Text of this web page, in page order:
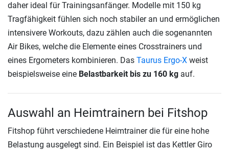
daher ideal für Trainingsanfänger. Modelle mit 150 kg
Tragfähigkeit fühlen sich noch stabiler an und ermöglichen
intensivere Workouts, dazu zählen auch die sogenannten
Air Bikes, welche die Elemente eines Crosstrainers und
eines Ergometers kombinieren. Das Taurus Ergo-X weist
beispielsweise eine Belastbarkeit bis zu 160 kg auf.
Auswahl an Heimtrainern bei Fitshop
Fitshop führt verschiedene Heimtrainer die für eine hohe
Belastung ausgelegt sind. Ein Beispiel ist das Kettler Giro